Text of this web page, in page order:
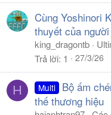
Cùng Yoshinori
thuyết của
king_dragontb
Trả lời 1 27/3/26
H Multi
Bộ ấm
thế thương hiệu